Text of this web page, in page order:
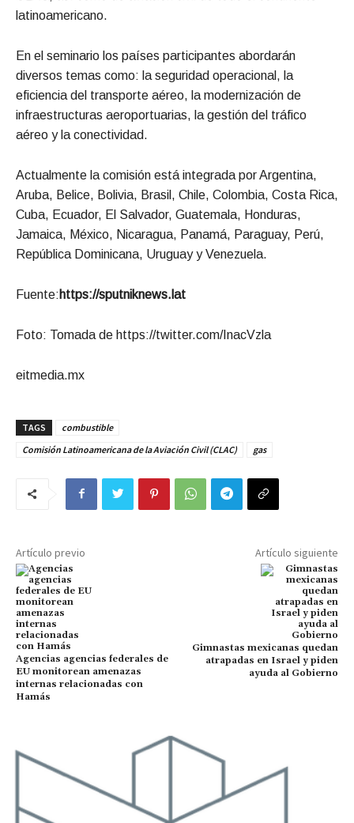
latinoamericano.
En el seminario los países participantes abordarán
diversos temas como: la seguridad operacional, la
eficiencia del transporte aéreo, la modernización de
infraestructuras aeroportuarias, la gestión del tráfico
aéreo y la conectividad.
Actualmente la comisión está integrada por Argentina,
Aruba, Belice, Bolivia, Brasil, Chile, Colombia, Costa Rica,
Cuba, Ecuador, El Salvador, Guatemala, Honduras,
Jamaica, México, Nicaragua, Panamá, Paraguay, Perú,
República Dominicana, Uruguay y Venezuela.
Fuente:https://sputniknews.lat
Foto: Tomada de https://twitter.com/InacVzla
eitmedia.mx
TAGS
combustible
Comisión Latinoamericana de la Aviación Civil (CLAC)
gas
Artículo previo
Agencias agencias federales de
EU monitorean amenazas
internas relacionadas con
Hamás
Artículo siguiente
Gimnastas mexicanas quedan
atrapadas en Israel y piden
ayuda al Gobierno